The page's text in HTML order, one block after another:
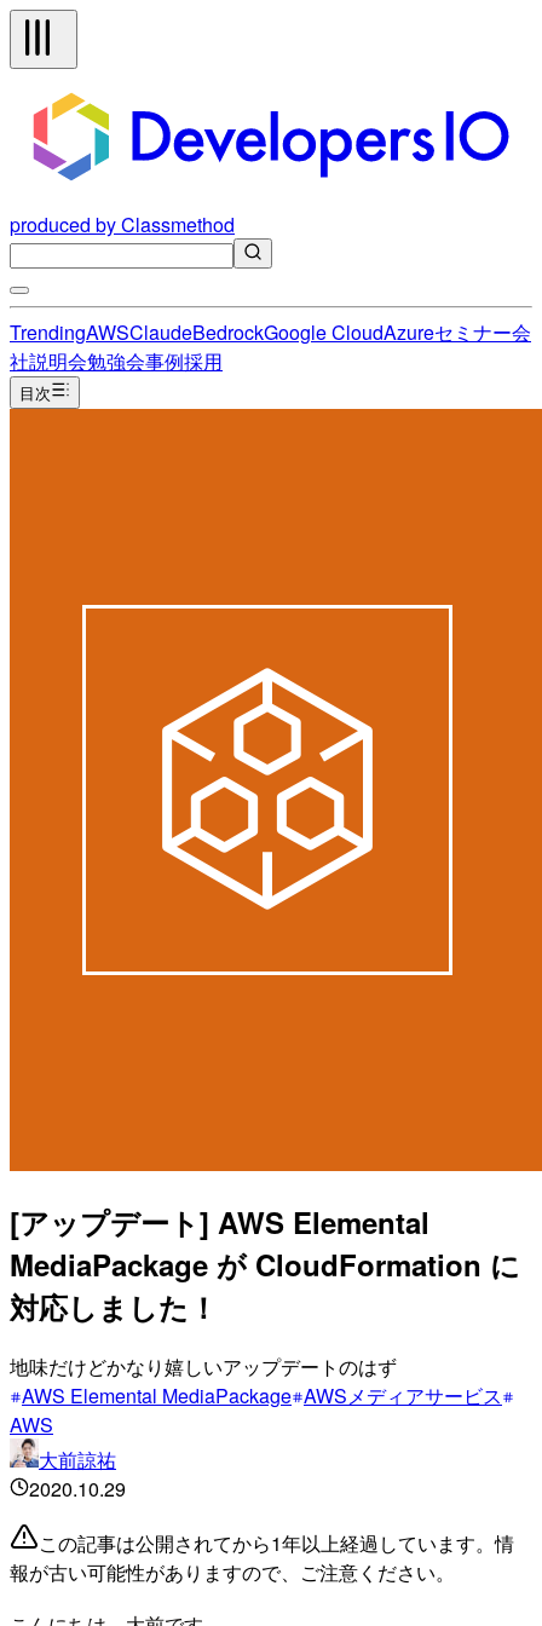
produced by Classmethod
TrendingAWSClaudeBedrockGoogle CloudAzureセミナー会
社説明会勉強会事例採用
目次
[アップデート] AWS Elemental
MediaPackage が CloudFormation に
対応しました！
地味だけどかなり嬉しいアップデートのはず
AWS Elemental MediaPackage AWSメディアサービス
AWS
大前諒祐
2020.10.29
この記事は公開されてから1年以上経過しています。情
報が古い可能性がありますので、ご注意ください。